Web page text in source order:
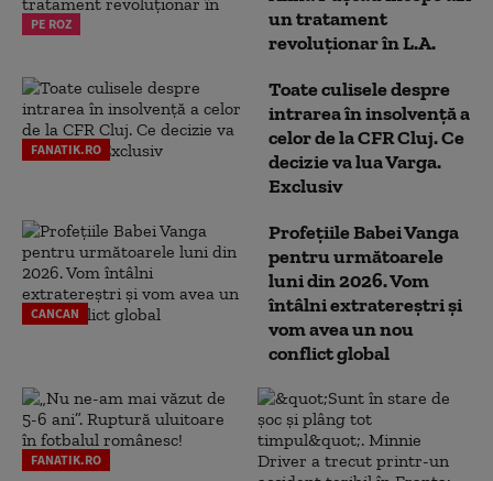
PE ROZ
un tratament
revoluționar în L.A.
FANATIK.RO
Toate culisele despre
intrarea în insolvență a
celor de la CFR Cluj. Ce
decizie va lua Varga.
Exclusiv
CANCAN
Profețiile Babei Vanga
pentru următoarele
luni din 2026. Vom
întâlni extratereștri și
vom avea un nou
conflict global
FANATIK.RO